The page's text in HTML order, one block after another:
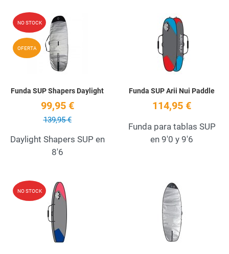
NO STOCK
OFERTA
Add to Wishlist
Funda SUP Shapers Daylight
99,95 €
139,95 €
Daylight Shapers SUP en
8'6
Funda SUP Arii Nui Paddle
114,95 €
Funda para tablas SUP
en 9'0 y 9'6
NO STOCK Add to Wishlist